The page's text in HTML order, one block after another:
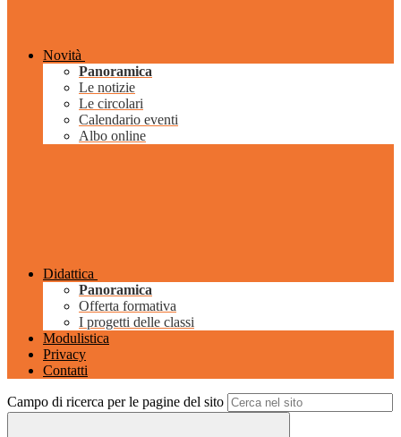
Novità
Panoramica
Le notizie
Le circolari
Calendario eventi
Albo online
Didattica
Panoramica
Offerta formativa
I progetti delle classi
Modulistica
Privacy
Contatti
Campo di ricerca per le pagine del sito